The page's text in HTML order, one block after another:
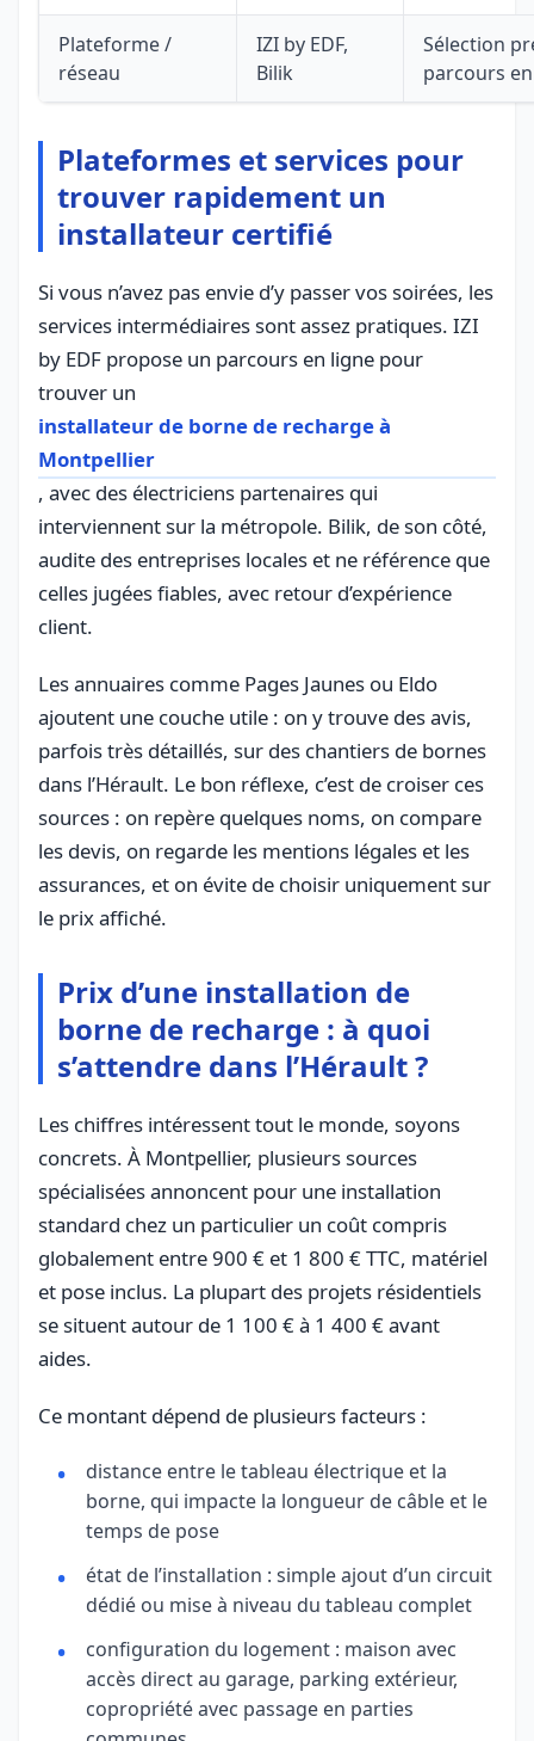
Plateforme /
réseau
IZI by EDF,
Bilik
Sélection
parcours
Plateformes et services pour
trouver rapidement un
installateur certifié
Si vous n’avez pas envie d’y passer vos soirées, les
services intermédiaires sont assez pratiques. IZI
by EDF propose un parcours en ligne pour
trouver un
installateur de borne de recharge à
Montpellier
, avec des électriciens partenaires qui
interviennent sur la métropole. Bilik, de son côté,
audite des entreprises locales et ne référence que
celles jugées fiables, avec retour d’expérience
client.
Les annuaires comme Pages Jaunes ou Eldo
ajoutent une couche utile : on y trouve des avis,
parfois très détaillés, sur des chantiers de bornes
dans l’Hérault. Le bon réflexe, c’est de croiser ces
sources : on repère quelques noms, on compare
les devis, on regarde les mentions légales et les
assurances, et on évite de choisir uniquement sur
le prix affiché.
Prix d’une installation de
borne de recharge : à quoi
s’attendre dans l’Hérault ?
Les chiffres intéressent tout le monde, soyons
concrets. À Montpellier, plusieurs sources
spécialisées annoncent pour une installation
standard chez un particulier un coût compris
globalement entre 900 € et 1 800 € TTC, matériel
et pose inclus. La plupart des projets résidentiels
se situent autour de 1 100 € à 1 400 € avant
aides.
Ce montant dépend de plusieurs facteurs :
distance entre le tableau électrique et la
borne, qui impacte la longueur de câble et le
temps de pose
état de l’installation : simple ajout d’un circuit
dédié ou mise à niveau du tableau complet
configuration du logement : maison avec
accès direct au garage, parking extérieur,
copropriété avec passage en parties